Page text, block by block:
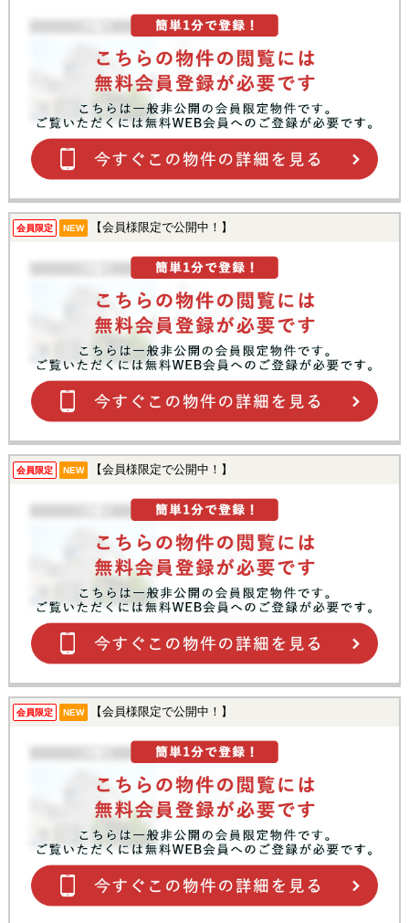
会員限定 NEW 【会員様限定で公開中！】
会員限定 NEW 【会員様限定で公開中！】
会員限定 NEW 【会員様限定で公開中！】